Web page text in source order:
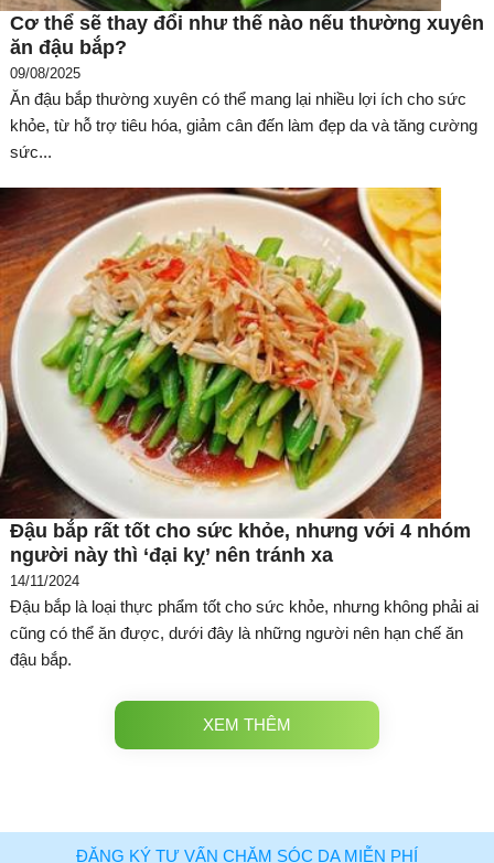
Cơ thể sẽ thay đổi như thế nào nếu thường xuyên
ăn đậu bắp?
09/08/2025
Ăn đậu bắp thường xuyên có thể mang lại nhiều lợi ích cho sức
khỏe, từ hỗ trợ tiêu hóa, giảm cân đến làm đẹp da và tăng cường
sức...
Đậu bắp rất tốt cho sức khỏe, nhưng với 4 nhóm
người này thì ‘đại kỵ’ nên tránh xa
14/11/2024
Đậu bắp là loại thực phẩm tốt cho sức khỏe, nhưng không phải ai
cũng có thể ăn được, dưới đây là những người nên hạn chế ăn
đậu bắp.
XEM THÊM
ĐĂNG KÝ TƯ VẤN CHĂM SÓC DA MIỄN PHÍ